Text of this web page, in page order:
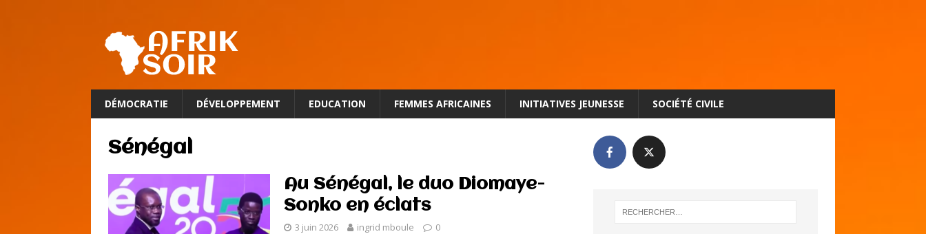
DÉMOCRATIE DÉVELOPPEMENT EDUCATION FEMMES AFRICAINES INITIATIVES JEUNESSE SOCIÉTÉ CIVILE
Sénégal
Au Sénégal, le duo Diomaye-
Sonko en éclats
3 juin 2026 ingrid mboule 0